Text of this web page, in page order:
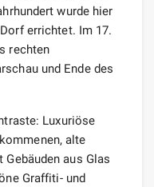
wurde hier
errichtet. Im 17.
rechten
und Ende des
Luxuriöse
alte
aus Glas
Graffiti- und